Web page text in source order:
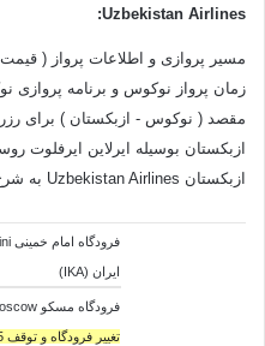
Uzbekistan Airlines:
مسیر پروازی و اطلاعات پرواز (
زمان پرواز نوکوس و برنامه پروازی
مقصد ( نوکوس - ازبکستان ) برای
ازبکستان Uzbekistan Airlines به شرح زیر است:
ایران (IKA)
فرودگاه مسکو Moscow روسیه (SVO) -
تغییر فرودگاه و توقف 15 ساعته